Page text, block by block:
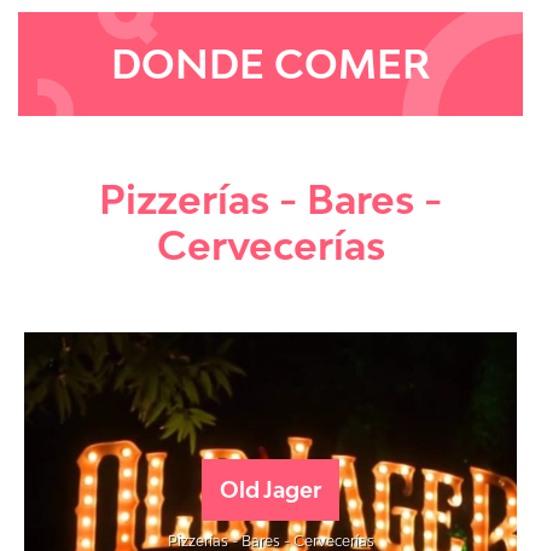
DONDE COMER
Pizzerías - Bares -
Cervecerías
Old Jager
Pizzerías - Bares - Cervecerías